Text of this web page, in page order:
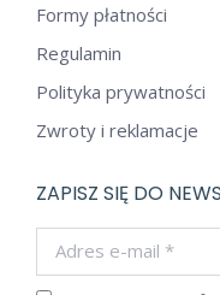
Formy płatności
Regulamin
Polityka prywatności
Zwroty i reklamacje
ZAPISZ SIĘ DO